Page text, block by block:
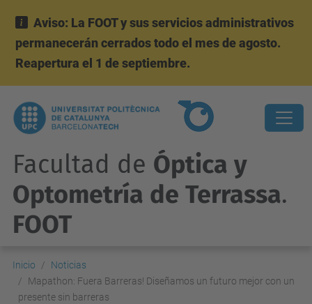
Aviso: La FOOT y sus servicios administrativos
permanecerán cerrados todo el mes de agosto.
Reapertura el 1 de septiembre.
Facultad de Óptica y
Optometría de Terrassa.
FOOT
Inicio
Noticias
Mapathon: Fuera Barreras! Diseñamos un futuro mejor con un
presente sin barreras